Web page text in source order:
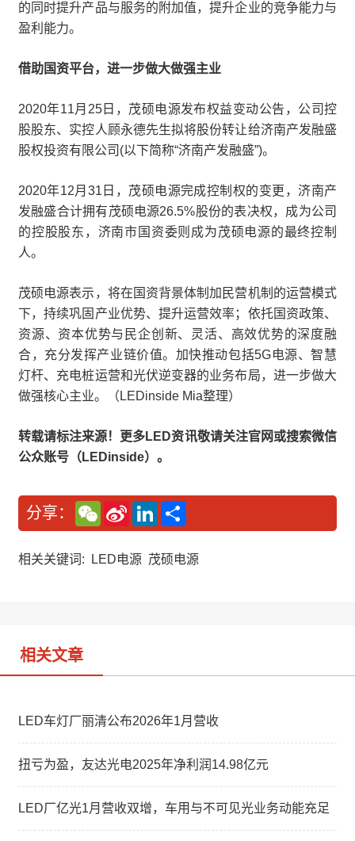
的同时提升产品与服务的附加值，提升企业的竞争能力与
盈利能力。
借助国资平台，进一步做大做强主业
2020年11月25日，茂硕电源发布权益变动公告，公司控
股股东、实控人顾永德先生拟将股份转让给济南产发融盛
股权投资有限公司(以下简称“济南产发融盛”)。
2020年12月31日，茂硕电源完成控制权的变更，济南产
发融盛合计拥有茂硕电源26.5%股份的表决权，成为公司
的控股股东，济南市国资委则成为茂硕电源的最终控制
人。
茂硕电源表示，将在国资背景体制加民营机制的运营模式
下，持续巩固产业优势、提升运营效率；依托国资政策、
资源、资本优势与民企创新、灵活、高效优势的深度融
合，充分发挥产业链价值。加快推动包括5G电源、智慧
灯杆、充电桩运营和光伏逆变器的业务布局，进一步做大
做强核心主业。（LEDinside Mia整理）
转载请标注来源！更多LED资讯敬请关注官网或搜索微信
公众账号（LEDinside）。
分享：
W
e
C
a
S
n
W
L
n
e
相关关键词: LED电源 茂硕电源
相关文章
LED车灯厂丽清公布2026年1月营收
扭亏为盈，友达光电2025年净利润14.98亿元
LED厂亿光1月营收双增，车用与不可见光业务动能充足